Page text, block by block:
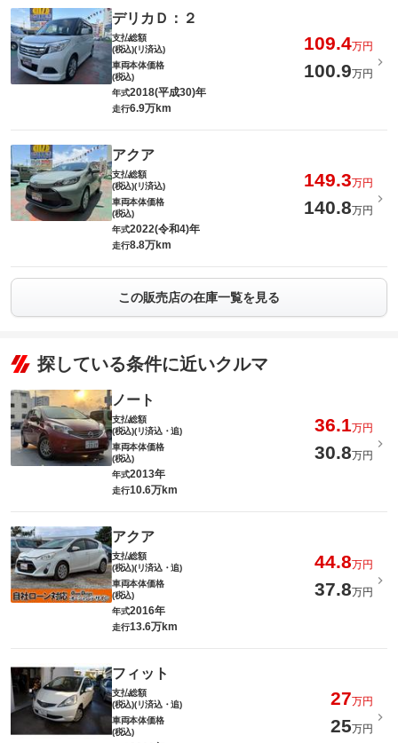
デリカＤ：２
支払総額
(税込)(リ済込)
109.4万円
車両本体価格
(税込)
100.9万円
年式2018(平成30)年
走行6.9万km
アクア
支払総額
(税込)(リ済込)
149.3万円
車両本体価格
(税込)
140.8万円
年式2022(令和4)年
走行8.8万km
この販売店の在庫一覧を見る
探している条件に近いクルマ
ノート
支払総額
(税込)(リ済込・追)
36.1万円
車両本体価格
(税込)
30.8万円
年式2013年
走行10.6万km
アクア
支払総額
(税込)(リ済込・追)
44.8万円
車両本体価格
(税込)
37.8万円
年式2016年
走行13.6万km
フィット
支払総額
(税込)(リ済込・追)
27万円
車両本体価格
(税込)
25万円